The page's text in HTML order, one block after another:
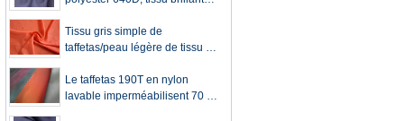
GM/M
Tissu gris simple de
taffetas/peau légère de tissu de
Le taffetas 190T en nylon
lavable imperméabilisent 70 *